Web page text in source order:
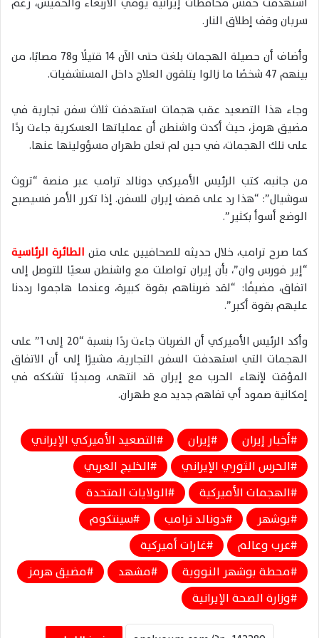
سريان وقف إطلاق النار.
وأضاف أن حصيلة الهجمات بلغت حتى الآن 14 قتيلًا و78 مصابًا، من
بينهم 47 شخصًا ما زالوا يتلقون العلاج داخل المستشفيات.
وجاء هذا التصعيد عقب هجمات استهدفت ثلاث سفن تجارية في
مضيق هرمز، حيث أكدت واشنطن أن عملياتها العسكرية جاءت ردًا
على تلك الهجمات، في حين لم تعلن طهران مسؤوليتها عنها.
من جانبه، كتب الرئيس الأميركي دونالد ترامب عبر منصة “تروث
سوشيال”: “هذا رد على قصف إيران للسفن. إذا تكرر الأمر فسيصبح
الوضع أسوأ بكثير”.
كما صرح ترامب، خلال حديثه للصحافيين على متن الطائرة الرئاسية
“إير فورس وان”، بأن إيران تواصلت مع واشنطن سعيًا للتوصل إلى
اتفاق، مضيفًا: “لقد ضربناهم بقوة كبيرة، وعندما هاجموا رددنا
عليهم بقوة أكبر”.
وأكد الرئيس الأميركي أن الضربات جاءت ردًا بنسبة “20 إلى 1” على
الهجمات التي استهدفت السفن التجارية، مشيرًا إلى أن الاتفاق
المؤقت لإنهاء الحرب مع إيران قد انتهى، ومبديًا تشككه في
إمكانية صمود أي تفاهم جديد مع طهران.
أخبار إيران إيران
التصعيد الأميركي الإيراني
الحرس الثوري الإيراني
الخليج العربي
الهجمات الأميركية
الولايات المتحدة
بوشهر
دونالد ترامب
سينتكوم
عرب وعالم
غارات أميركية
محطة بوشهر النووية
مشهد
مضيق هرمز
وزارة الصحة الإيرانية